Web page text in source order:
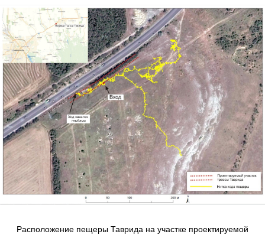
Расположение пещеры Таврида на участке проектируемой